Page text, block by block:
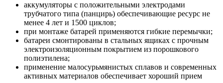
аккумуляторы с положительными электродами
трубчатого типа (панцирь) обеспечивающие ресурс не
менее 4 лет и 1500 циклов;
при монтаже батарей применяются гибкие перемычки;
батареи смонтированы в стальных ящиках с прочным
электроизоляционным покрытием из порошкового
полиэтилена;
применение малосурьмянистых сплавов и современных
активных материалов обеспечивает хороший прием